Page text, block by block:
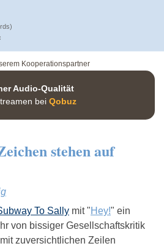
Kooperationspartner
Audio-Qualität
bei Qobuz
stehen auf
To Sally mit "Hey!" ein
von bissiger Gesellschaftskritik
zuversichtlichen Zeilen